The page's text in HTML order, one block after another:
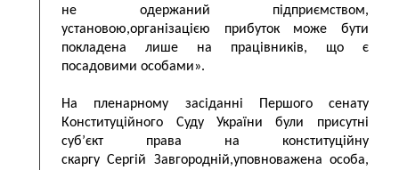
не одержаний підприємством,
установою,організацією прибуток може бути
покладена лише на працівників, що є
посадовими особами».
На пленарному засіданні Першого сенату
Конституційного Суду України були присутні
суб’єкт права на конституційну
скаргу Сергій Завгородній,уповноважена особа,